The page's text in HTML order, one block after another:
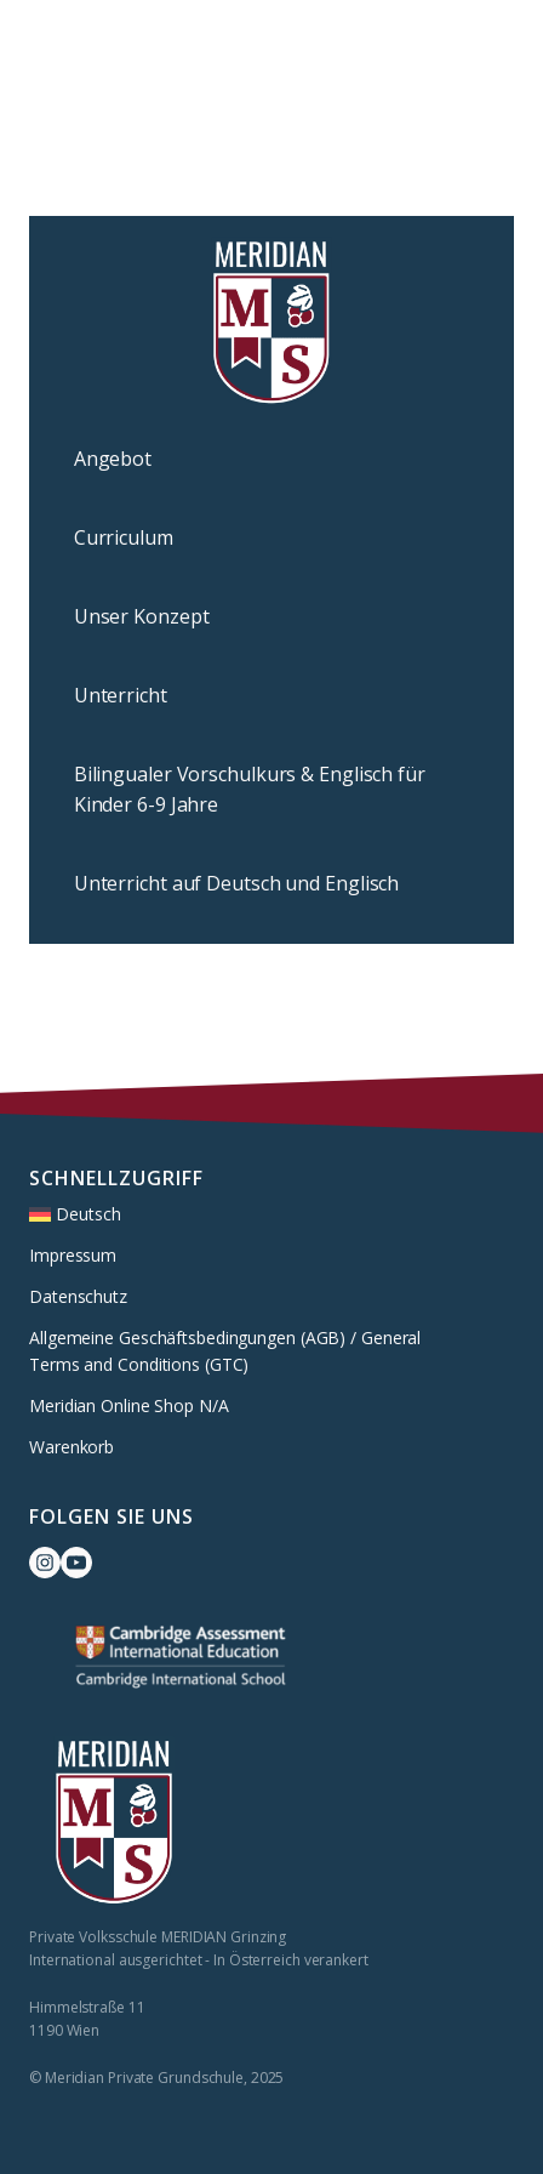
Angebot
Curriculum
Unser Konzept
Unterricht
Bilingualer Vorschulkurs & Englisch für
Kinder 6-9 Jahre
Unterricht auf Deutsch und Englisch
SCHNELLZUGRIFF
Deutsch
Impressum
Datenschutz
Allgemeine Geschäftsbedingungen (AGB) / General
Terms and Conditions (GTC)
Meridian Online Shop N/A
Warenkorb
FOLGEN SIE UNS
Private Volksschule MERIDIAN Grinzing
International ausgerichtet - In Österreich verankert
Himmelstraße 11
1190 Wien
© Meridian Private Grundschule, 2025